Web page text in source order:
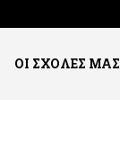
ΟΙ ΣΧΟΛΕΣ ΜΑΣ